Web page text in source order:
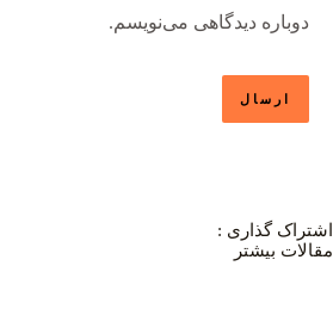
دوباره دیدگاهی می‌نویسم.
اشتراک گذاری :
مقالات بیشتر